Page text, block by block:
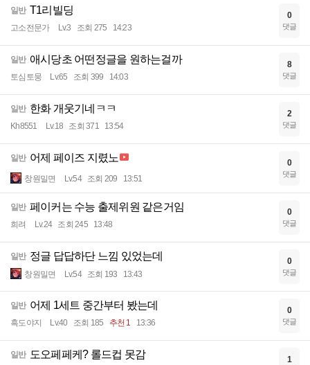
일반 T1리빌딩
고소전문가 Lv.3 조회 275 14:23
0
댓글
일반 애시당초 어떤정글을 원하는걸까
토심토뭉 Lv.65 조회 399 14:03
8
댓글
일반 한화 개웃기네ㅋㅋ
Kh8551 Lv.18 조회 371 13:54
2
댓글
일반 어제 페이즈 지렸노
창원밀면 Lv.54 조회 209 13:51
0
댓글
일반 페이커는 수능 출제위원 같은거임
희려 Lv.24 조회 245 13:48
0
댓글
일반 정글 답답하단 느낌 있었는데
창원밀면 Lv.54 조회 193 13:43
0
댓글
일반 어제 1세트 중간부터 봤는데
흑도야지 Lv.40 조회 185 추천 1 13:36
0
댓글
일반 도오페페케? 롤드컵 못감 1